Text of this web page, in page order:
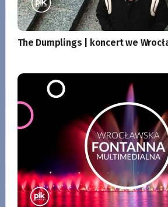
The Dumplings | koncert we